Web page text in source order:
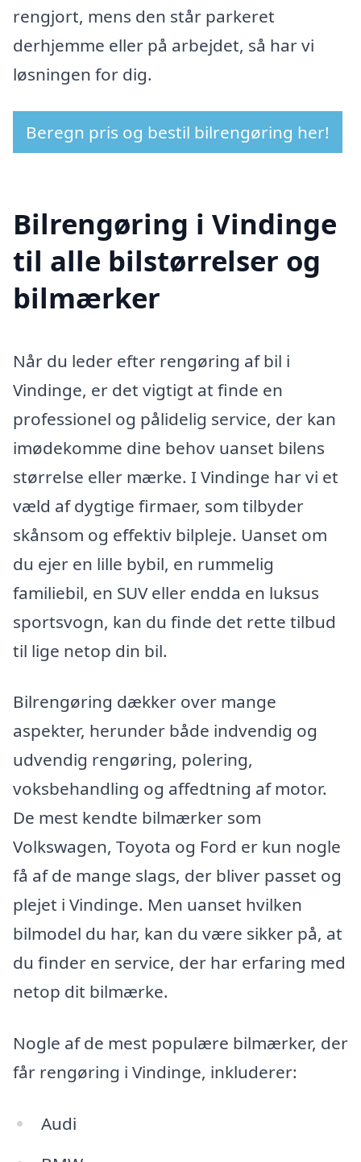
rengjort, mens den står parkeret
derhjemme eller på arbejdet, så har vi
løsningen for dig.
Beregn pris og bestil bilrengøring her!
Bilrengøring i Vindinge
til alle bilstørrelser og
bilmærker
Når du leder efter rengøring af bil i
Vindinge, er det vigtigt at finde en
professionel og pålidelig service, der kan
imødekomme dine behov uanset bilens
størrelse eller mærke. I Vindinge har vi et
væld af dygtige firmaer, som tilbyder
skånsom og effektiv bilpleje. Uanset om
du ejer en lille bybil, en rummelig
familiebil, en SUV eller endda en luksus
sportsvogn, kan du finde det rette tilbud
til lige netop din bil.
Bilrengøring dækker over mange
aspekter, herunder både indvendig og
udvendig rengøring, polering,
voksbehandling og affedtning af motor.
De mest kendte bilmærker som
Volkswagen, Toyota og Ford er kun nogle
få af de mange slags, der bliver passet og
plejet i Vindinge. Men uanset hvilken
bilmodel du har, kan du være sikker på, at
du finder en service, der har erfaring med
netop dit bilmærke.
Nogle af de mest populære bilmærker, der
får rengøring i Vindinge, inkluderer:
Audi